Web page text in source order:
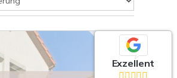
Exzellent